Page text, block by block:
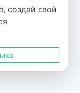
создай свой